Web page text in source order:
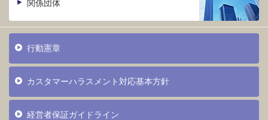
関係団体
行動憲章
カスタマーハラスメント対応基本方針
経営者保証ガイドライン